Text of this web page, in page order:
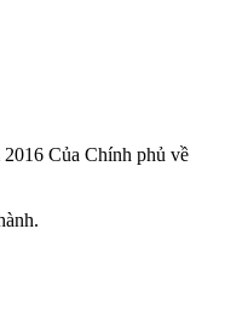
Của Chính phủ về